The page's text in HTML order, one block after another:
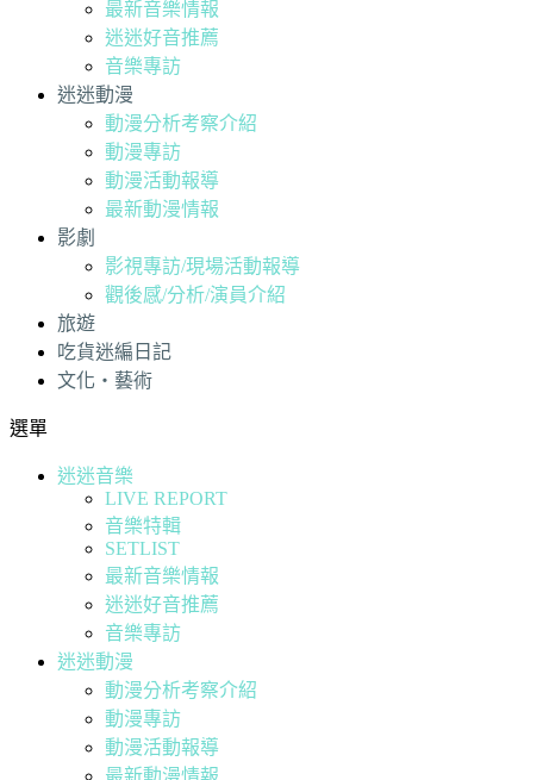
最新音樂情報
迷迷好音推薦
音樂專訪
迷迷動漫
動漫分析考察介紹
動漫專訪
動漫活動報導
最新動漫情報
影劇
影視專訪/現場活動報導
觀後感/分析/演員介紹
旅遊
吃貨迷編日記
文化・藝術
選單
迷迷音樂
LIVE REPORT
音樂特輯
SETLIST
最新音樂情報
迷迷好音推薦
音樂專訪
迷迷動漫
動漫分析考察介紹
動漫專訪
動漫活動報導
最新動漫情報